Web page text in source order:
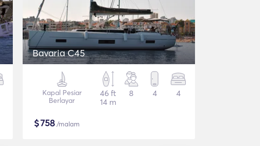
Bavaria C45
Kapal Pesiar
Berlayar
46 ft
14 m
8 4 4
$758/malam